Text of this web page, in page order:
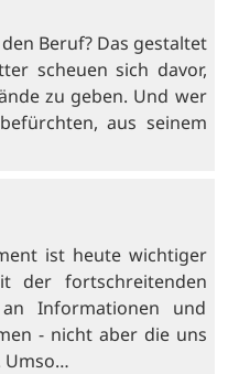
Beruf? Das gestaltet
scheuen sich davor,
zu geben. Und wer
aus seinem
ist heute wichtiger
der fortschreitenden
Informationen und
- nicht aber die uns
Umso…